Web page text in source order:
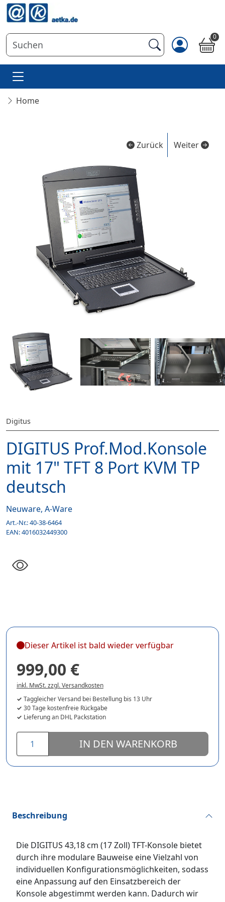
0
Home
Zurück Weiter
Digitus
DIGITUS Prof.Mod.Konsole
mit 17" TFT 8 Port KVM TP
deutsch
Neuware, A-Ware
Art.-Nr.:40-38-6464
EAN:4016032449300
Dieser Artikel ist bald wieder verfügbar
999,00 €
inkl. MwSt. zzgl. Versandkosten
Taggleicher Versand bei Bestellung bis 13 Uhr
30 Tage kostenfreie Rückgabe
Lieferung an DHL Packstation
IN DEN WARENKORB
Beschreibung
Die DIGITUS 43,18 cm (17 Zoll) TFT-Konsole bietet
durch ihre modulare Bauweise eine Vielzahl von
individuellen Konfigurationsmöglichkeiten, sodass
eine Anpassung auf den Einsatzbereich der
Konsole abgestimmt werden kann. Dadurch wir